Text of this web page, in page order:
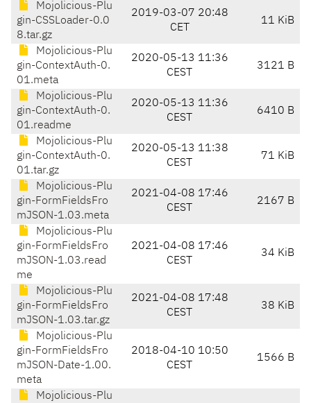
Mojolicious-Plu
gin-CSSLoader-0.0
8.tar.gz
2019-03-07 20:48
CET
11 KiB
Mojolicious-Plu
gin-ContextAuth-0.
01.meta
2020-05-13 11:36
CEST
3121 B
Mojolicious-Plu
gin-ContextAuth-0.
01.readme
2020-05-13 11:36
CEST
6410 B
Mojolicious-Plu
gin-ContextAuth-0.
01.tar.gz
2020-05-13 11:38
CEST
71 KiB
Mojolicious-Plu
gin-FormFieldsFro
mJSON-1.03.meta
2021-04-08 17:46
CEST
2167 B
Mojolicious-Plu
gin-FormFieldsFro
mJSON-1.03.read
me
2021-04-08 17:46
CEST
34 KiB
Mojolicious-Plu
gin-FormFieldsFro
mJSON-1.03.tar.gz
2021-04-08 17:48
CEST
38 KiB
Mojolicious-Plu
gin-FormFieldsFro
mJSON-Date-1.00.
meta
2018-04-10 10:50
CEST
1566 B
Mojolicious-Plu